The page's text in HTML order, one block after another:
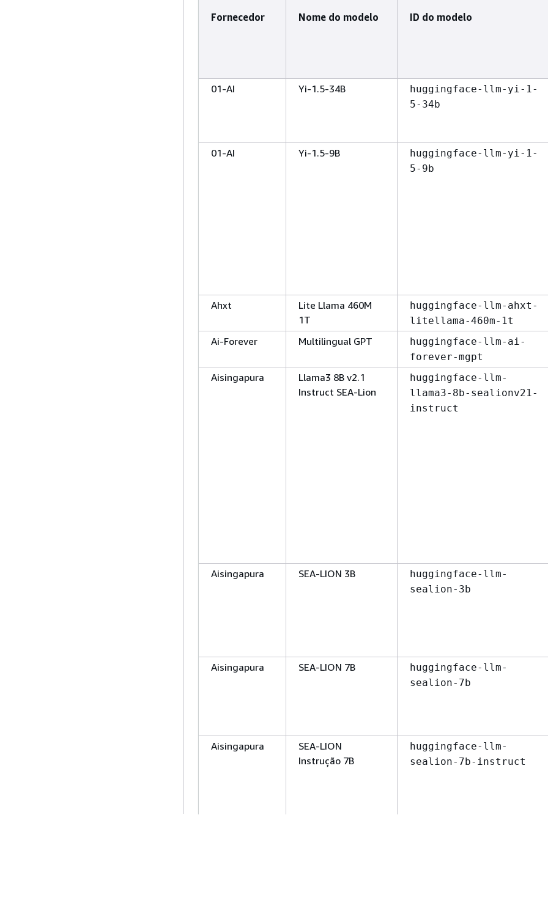
Fornecedor Nome do modelo ID do modelo
01-AI Yi-1.5-34B
huggingface-llm-yi-1-
5-34b
01-AI
Yi-1.5-9B
huggingface-llm-yi-1-
5-9b
Ahxt
Lite Llama 460M
1T
huggingface-llm-ahxt-
litellama-460m-1t
Ai-Forever Multilingual GPT
huggingface-llm-ai-
forever-mgpt
Aisingapura
Llama3 8B v2.1
Instruct SEA-Lion
huggingface-llm-
llama3-8b-sealionv21-
instruct
Aisingapura
SEA-LION 3B
huggingface-llm-
sealion-3b
Aisingapura
SEA-LION 7B
huggingface-llm-
sealion-7b
Aisingapura
SEA-LION
Instrução 7B
huggingface-llm-
sealion-7b-instruct